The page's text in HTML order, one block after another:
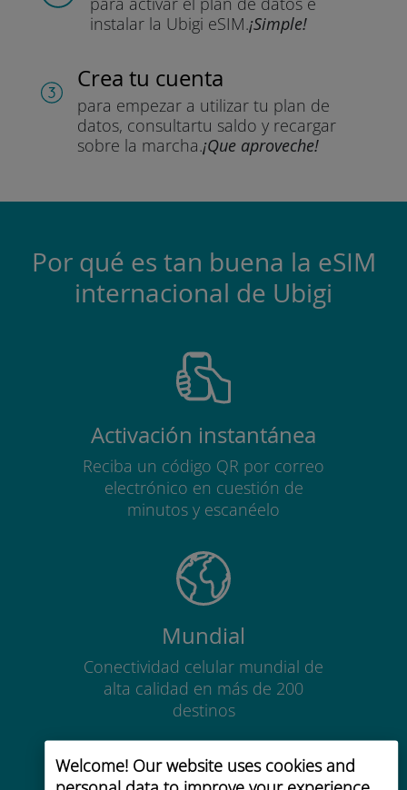
Welcome! Our website uses cookies and
instalar la Ubigi eSIM.¡Simple!
Crea tu cuenta
para empezar a utilizar tu plan de
datos, consultartu saldo y recargar
sobre la marcha.¡Que aproveche!
Por qué es tan buena la eSIM
internacional de Ubigi
Activación instantánea
Reciba un código QR por correo
electrónico en cuestión de
minutos y escanéelo
Mundial
Conectividad celular mundial de
alta calidad en más de 200
destinos